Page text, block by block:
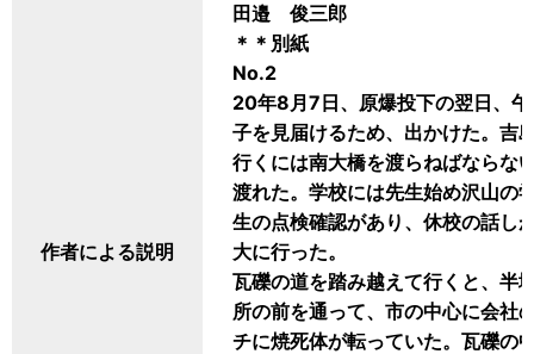
作者による説明
田邉 俊三郎
＊＊別紙
No.2
20年8月7日、原爆投下の翌日、
子を見届けるため、出かけた。吉
行くには南大橋を渡らねばならな
渡れた。学校には先生始め沢山の
生の点検確認があり、休校の話し
大に行った。
瓦礫の道を踏み越えて行くと、半
所の前を通って、市の中心に会社
チに焼死体が転っていた。瓦礫の